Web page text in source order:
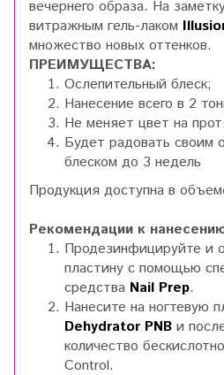
вечернего образа. На
витражным гель-лаком
множество новых оттенков.
ПРЕИМУЩЕСТВА:
Ослепительный блеск;
Нанесение всего в 2
Не меняет цвет на
Будет радовать своим
блеском до 3 недель
Продукция доступна в
Рекомендации к
Продезинфицируйте и
пластину с помощью
средства Nail Prep.
Нанесите на ногтевую
Dehydrator PNB и
количество
Control.